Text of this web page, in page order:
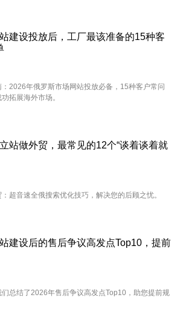
建设投放后，工厂最该准备的15种客
2026年俄罗斯市场网站投放必备，15种客户常问
拓展海外市场。
站做外贸，最常见的12个“谈着谈着就
超音速全俄搜索优化技巧，解决您的后顾之忧。
建设后的售后争议高发点Top10，提前
总结了2026年售后争议高发点Top10，助您提前规